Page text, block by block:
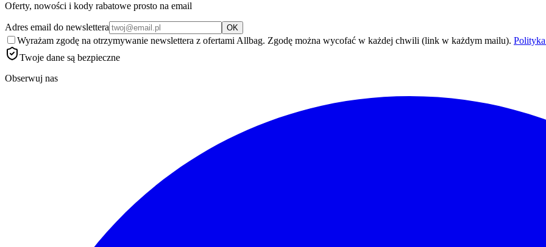
Oferty, nowości i kody rabatowe prosto na email
Adres email do newslettera OK
Wyrażam zgodę na otrzymywanie newslettera z ofertami Allbag. Zgodę można wycofać w każdej chwili (link w każdym mailu).
Twoje dane są bezpieczne
Obserwuj nas